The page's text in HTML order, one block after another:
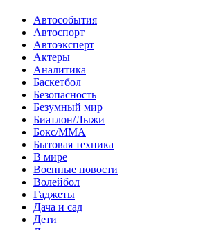
Автособытия
Автоспорт
Автоэксперт
Актеры
Аналитика
Баскетбол
Безопасность
Безумный мир
Биатлон/Лыжи
Бокс/MMA
Бытовая техника
В мире
Военные новости
Волейбол
Гаджеты
Дача и сад
Дети